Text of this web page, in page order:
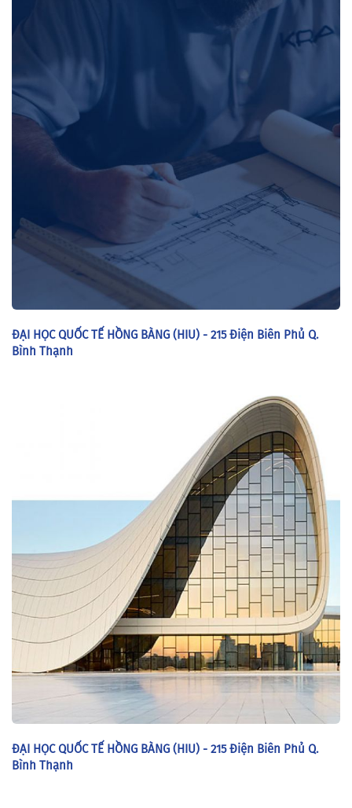
ĐẠI HỌC QUỐC TẾ HỒNG BÀNG (HIU) - 215 Điện Biên Phủ Q.
Bình Thạnh
ĐẠI HỌC QUỐC TẾ HỒNG BÀNG (HIU) - 215 Điện Biên Phủ Q.
Bình Thạnh